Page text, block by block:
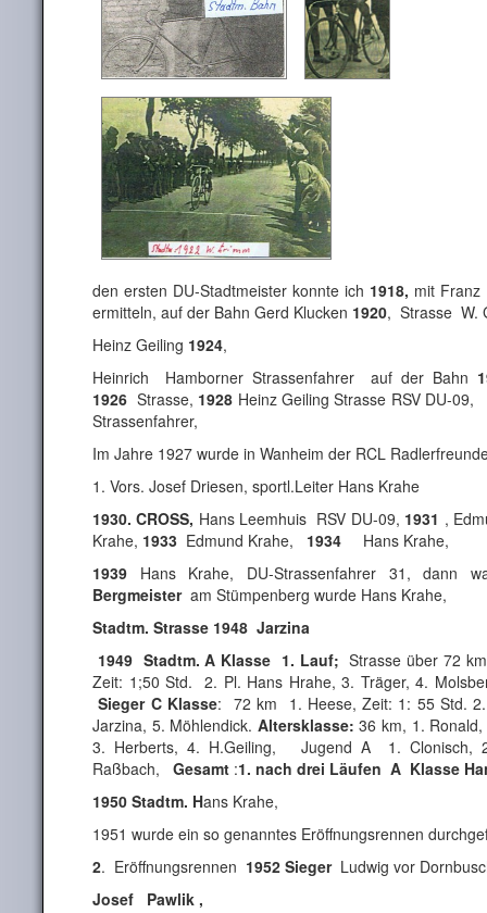
den ersten DU-Stadtmeister konnte ich 1918, mit
ermitteln, auf der Bahn Gerd Klucken 1920, Strasse
Heinz Geiling 1924,
Heinrich Hamborner Strassenfahrer auf der Bahn
1926 Strasse, 1928 Heinz Geiling Strasse RSV DU-
Strassenfahrer,
Im Jahre 1927 wurde in Wanheim der RCL
1. Vors. Josef Driesen, sportl.Leiter Hans Krahe
1930. CROSS, Hans Leemhuis RSV DU-09, 1931 ,
Krahe, 1933 Edmund Krahe, 1934 Hans Krahe,
1939 Hans Krahe, DU-Strassenfahrer 31, dann
Bergmeister am Stümpenberg wurde Hans Krahe,
Stadtm. Strasse 1948 Jarzina
1949 Stadtm. A Klasse 1. Lauf;Strasse über 72
Zeit: 1;50 Std. 2. Pl. Hans Hrahe, 3. Träger, 4.
Sieger C Klasse: 72 km 1. Heese, Zeit: 1: 55 Std.
Jarzina, 5. Möhlendick. Altersklasse: 36 km, 1.
3. Herberts, 4. H.Geiling, Jugend A 1. Clonisch,
Raßbach, Gesamt :1. nach drei Läufen A Klasse
1950 Stadtm. Hans Krahe,
1951 wurde ein so genanntes Eröffnungsrennen
2. Eröffnungsrennen 1952 SiegerLudwig vor
Josef Pawlik ,